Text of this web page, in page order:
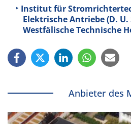
Institut für
Elektrische Antriebe (D.
Westfälische Technische
Anbieter des